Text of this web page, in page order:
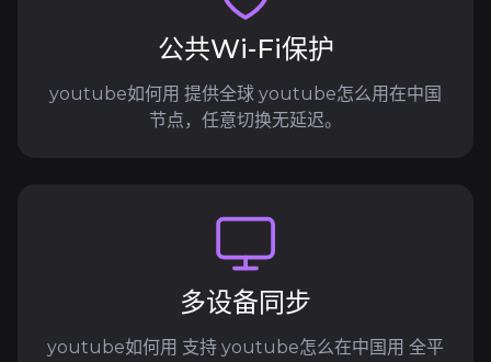
公共Wi-Fi保护
youtube如何用 提供全球 youtube怎么用在中国
节点，任意切换无延迟。
多设备同步
youtube如何用 支持 youtube怎么在中国用 全平